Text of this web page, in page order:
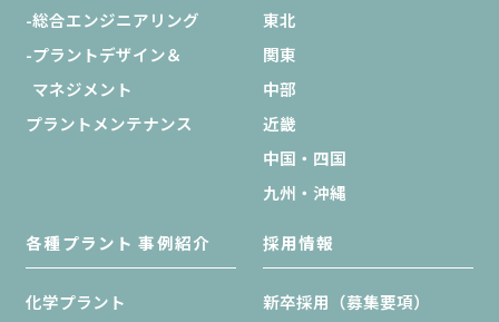
-総合エンジニアリング
-プラントデザイン＆
マネジメント
プラントメンテナンス
東北
関東
中部
近畿
中国・四国
九州・沖縄
各種プラント 事例紹介
化学プラント
採用情報
新卒採用（募集要項）